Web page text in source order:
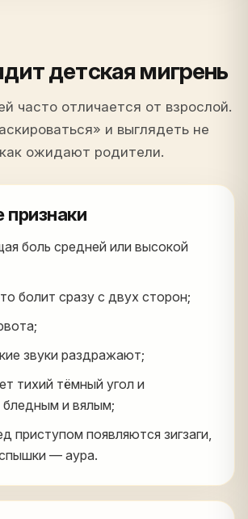
детская мигрень
часто отличается от взрослой.
и выглядеть не
ожидают родители.
признаки
боль средней или высокой
болит сразу с двух сторон;
звуки раздражают;
тихий тёмный угол и
бледным и вялым;
приступом появляются зигзаги,
— аура.